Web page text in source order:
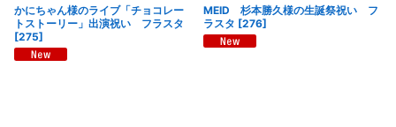
かにちゃん様のライブ「チョコレー
トストーリー」出演祝い フラスタ
[275]
MEID 杉本勝久様の生誕祭祝い フ
ラスタ [276]